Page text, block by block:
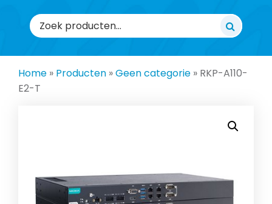
Zoeken
naar:
Home » Producten »Geen categorie » RKP-A110-
E2-T